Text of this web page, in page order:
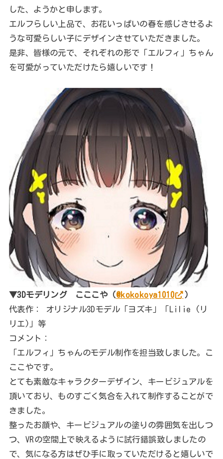
した、ようかと申します。
エルフらしい上品で、お花いっぱいの春を感じさせるよ
うな可愛らしい子にデザインさせていただきました。
是非、皆様の元で、それぞれの形で「エルフィ」ちゃん
を可愛がっていただけたら嬉しいです！
▼3Dモデリング こここや（@kokokoya1010
）
代表作： オリジナル3Dモデル「ヨズキ」「Lilie (リ
リエ)」等
コメント：
「エルフィ」ちゃんのモデル制作を担当致しました。こ
ここやです。
とても素敵なキャラクターデザイン、キービジュアルを
頂いており、ものすごく気合を入れて制作することがで
きました。
整ったお顔や、キービジュアルの塗りの雰囲気を出しつ
つ、VRの空間上で映えるように試行錯誤致しましたの
で、気になる方はぜひ手に取っていただけると嬉しいで